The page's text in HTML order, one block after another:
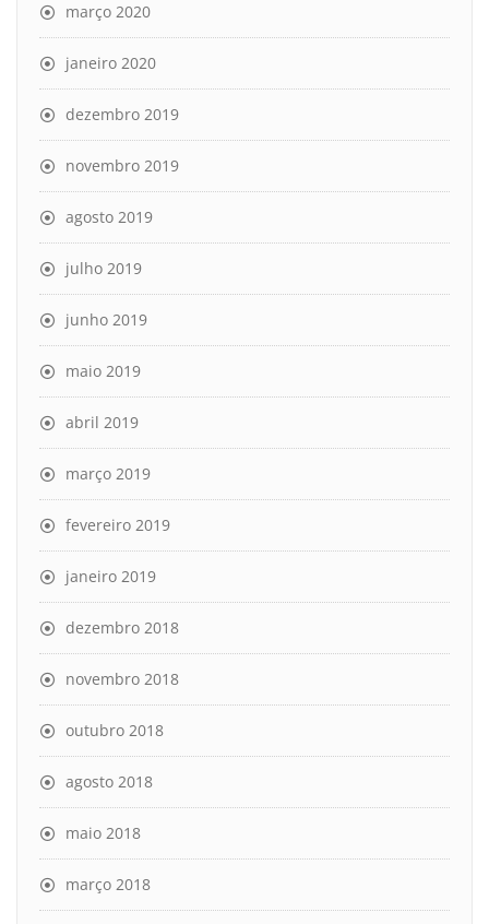
março 2020
janeiro 2020
dezembro 2019
novembro 2019
agosto 2019
julho 2019
junho 2019
maio 2019
abril 2019
março 2019
fevereiro 2019
janeiro 2019
dezembro 2018
novembro 2018
outubro 2018
agosto 2018
maio 2018
março 2018